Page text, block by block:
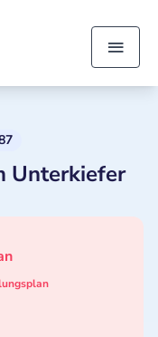
Unterkiefer